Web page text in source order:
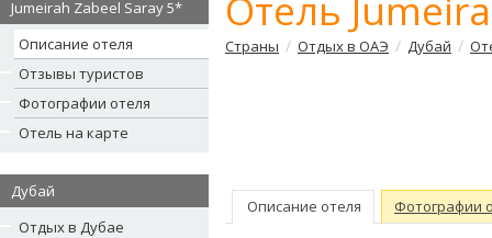
Jumeirah Zabeel Saray 5*
Описание отеля
Отзывы туристов
Фотографии отеля
Отель на карте
Дубай
Отдых в Дубае
Страны / Отдых в ОАЭ / Дубай /
Описание отеля Фотографии